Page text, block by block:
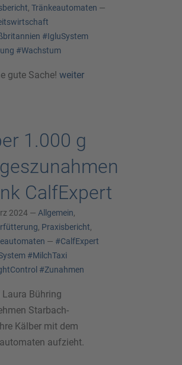
, Tränkeautomaten —
#IgluSystem
#Wachstum
gute Sache! weiter
1.000 g
CalfExpert
2024 — Allgemein,
, Praxisbericht,
— #CalfExpert
#MilchTaxi
#Zunahmen
Bühring
Starbach-
Kälber mit dem
aufzieht.